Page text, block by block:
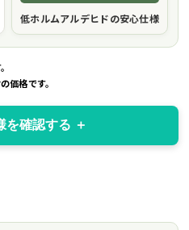
低ホルムアルデヒドの安心仕様
価格です。
を確認する